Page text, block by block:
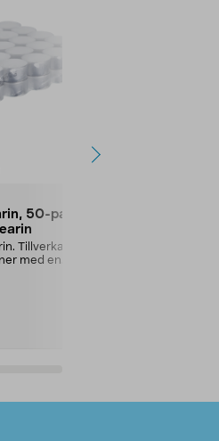
recensioner
50-pack,
Tillverkade i
med en
stjärnor